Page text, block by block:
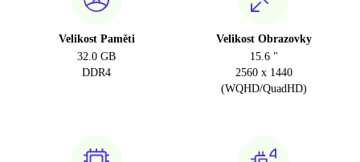
Velikost Paměti
32.0 GB
DDR4
Velikost Obrazovky
15.6 "
2560 x 1440
(WQHD/QuadHD)